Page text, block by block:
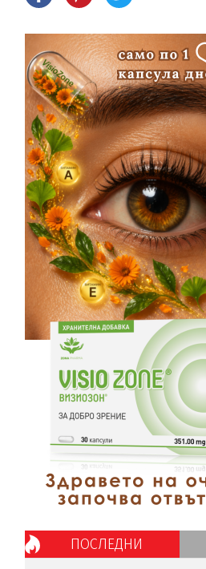
ПОСЛЕДНИ